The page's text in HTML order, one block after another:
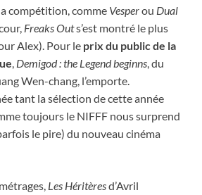
compétition, comme Vesperou Dual
Freaks Outs’est montré le plus
Alex). Pour le prix du public de la
Demigod : the Legend beginns , du
Wen-chang, l’emporte.
tant la sélection de cette année
toujours le NIFFF nous surprend
le pire) du nouveau cinéma
Les Héritèresd’Avril